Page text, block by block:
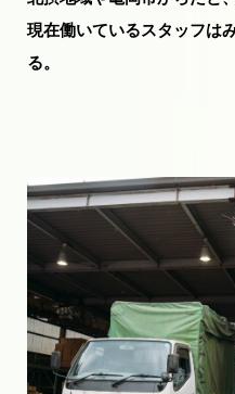
現在働いているスタッフは
る。